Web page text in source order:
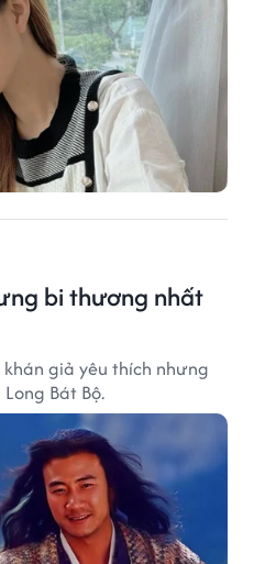
bi thương nhất
giả yêu thích nhưng
Bát Bộ.